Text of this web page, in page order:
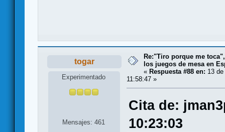
togar
Experimentado
Mensajes: 461
Re:"Tiro porque me
los juegos de mesa en
« Respuesta #88 en: 13
11:58:47 »
Cita de:
10:23:03